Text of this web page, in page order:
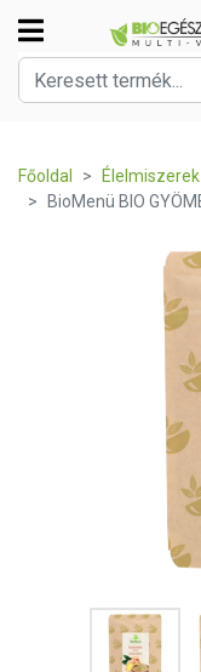
Főoldal Élelmiszerek
BioMenü BIO